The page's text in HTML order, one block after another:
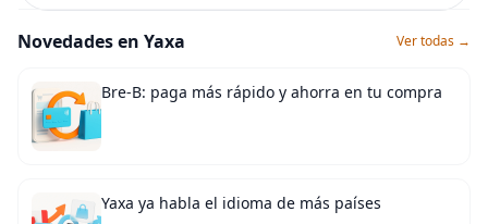
Novedades en Yaxa Ver todas →
Bre-B: paga más rápido y ahorra en tu compra
Yaxa ya habla el idioma de más países